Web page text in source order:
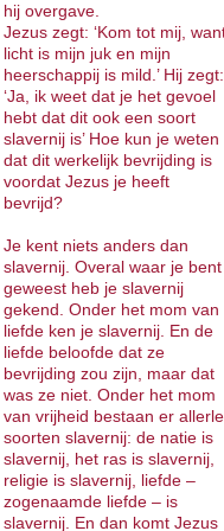
hij overgave.
Jezus zegt: ‘Kom tot mij,
licht is mijn juk en mijn
heerschappij is mild.’ Hij zegt:
‘Ja, ik weet dat je het gevoel
hebt dat dit ook een soort
slavernij is’ Hoe kun je weten
dat dit werkelijk bevrijding is
voordat Jezus je heeft
bevrijd?
Je kent niets anders dan
slavernij. Overal waar je bent
geweest heb je slavernij
gekend. Onder het mom van
liefde ken je slavernij. En de
liefde beloofde dat ze
bevrijding zou zijn, maar dat
was ze niet. Onder het mom
van vrijheid bestaan er
soorten slavernij: de natie is
slavernij, het ras is slavernij,
religie is slavernij, liefde –
zogenaamde liefde – is
slavernij. En dan komt Jezus